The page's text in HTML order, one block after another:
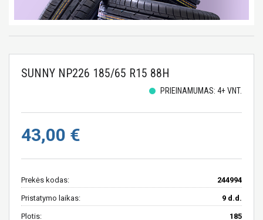
SUNNY NP226 185/65 R15 88H
PRIEINAMUMAS: 4+ VNT.
43,00 €
Prekės kodas: 244994
Pristatymo laikas: 9 d.d.
Plotis: 185